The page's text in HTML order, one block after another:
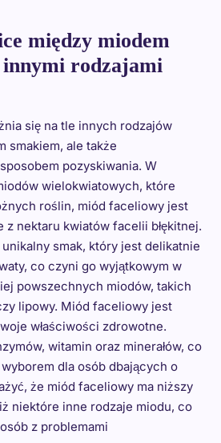
między miodem
rodzajami
się na tle innych rodzajów
smakiem, ale także
pozyskiwania. W
wielokwiatowych, które
roślin, miód faceliowy jest
z nektaru kwiatów facelii błękitnej.
smak, który jest delikatnie
co czyni go wyjątkowym w
powszechnych miodów, takich
lipowy. Miód faceliowy jest
właściwości zdrowotne.
witamin oraz minerałów, co
dla osób dbających o
że miód faceliowy ma niższy
niektóre inne rodzaje miodu, co
z problemami